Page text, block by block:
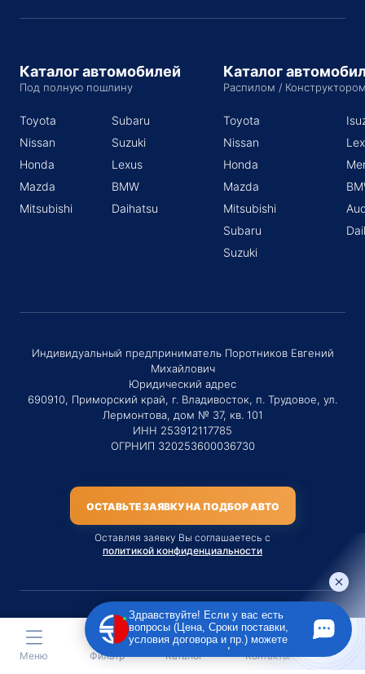
Каталог автомобилей
Под полную пошлину
Toyota
Nissan
Honda
Mazda
Mitsubishi
Subaru
Suzuki
Lexus
BMW
Daihatsu
Каталог
Распилом /
Toyota
Nissan
Honda
Mazda
Mitsubishi
Subaru
Suzuki
Индивидуальный предприниматель Поротников Евгений
Михайлович
Юридический адрес
690910, Приморский край, г. Владивосток, п. Трудовое, ул.
Лермонтова, дом № 37, кв. 101
ИНН 253912117785
ОГРНИП 320253600036730
ОСТАВЬТЕ ЗАЯВКУ НА ПОДБОР АВТО
Оставляя заявку Вы соглашаетесь с
политикой конфиденциальности
Материалы данного сайта являются публичной офертой
только на услугу сопровождения Агентом приобретения
транспортного средства Клиентом.
Меню Фильтр Каталог Контакты
Здравствуйте! Если у вас есть
вопросы (Цена, Сроки поставки,
условия договора и пр.) можете
задать их мне в чат!